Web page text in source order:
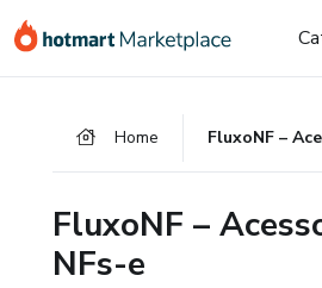
para
para
para
Home
FluxoNF –
NFs-e